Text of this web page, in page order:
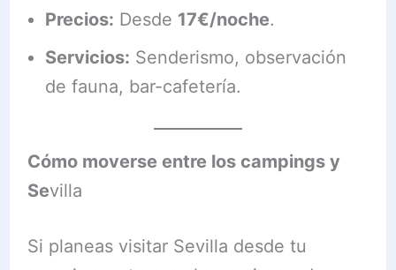
Precios: Desde 17€/noche.
Servicios: Senderismo, observación
de fauna, bar-cafetería.
Cómo moverse entre los campings y
Sevilla
Si planeas visitar Sevilla desde tu